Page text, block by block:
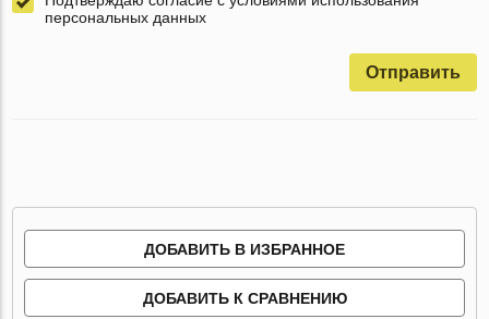
персональных данных
Отправить
ДОБАВИТЬ В ИЗБРАННОЕ
ДОБАВИТЬ К СРАВНЕНИЮ